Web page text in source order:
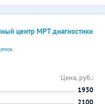
центр МРТ диагностики
Цена, руб.:
1930
2100